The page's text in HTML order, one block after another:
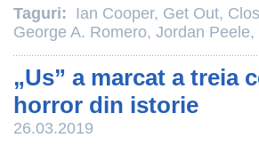
Taguri: Ian Cooper, Get Out,
George A. Romero, Jordan Peele,
„Us” a marcat a treia
horror din istorie
26.03.2019